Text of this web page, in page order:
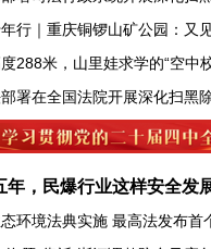
行｜重庆铜锣山矿公园：又
288米，山里娃求学的“空中
年，民爆行业这样安全发
环境法典实施 最高法发布首
海豚"靠近 浙江调整防台风应